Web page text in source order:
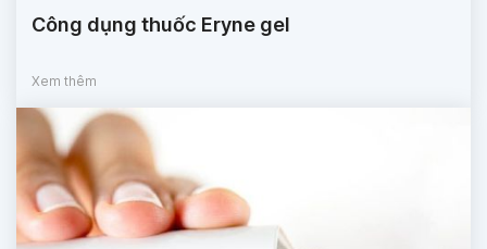
Công dụng thuốc Eryne gel
Xem thêm